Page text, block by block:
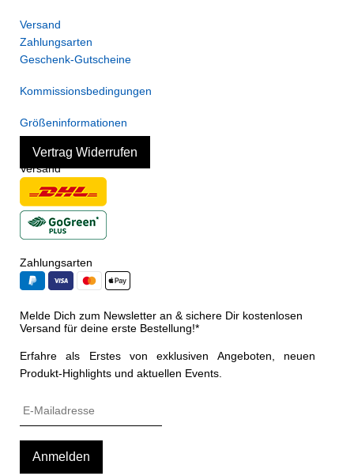
Versand
Zahlungsarten
Geschenk-Gutscheine
Kommissionsbedingungen
Größeninformationen
Vertrag Widerrufen
Versand
Zahlungsarten
Melde Dich zum Newsletter an & sichere Dir kostenlosen
Versand für deine erste Bestellung!*
Erfahre als Erstes von exklusiven Angeboten, neuen
Produkt-Highlights und aktuellen Events.